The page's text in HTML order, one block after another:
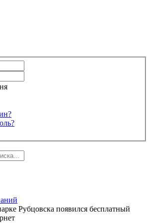
Рубцовска появился бесплатный